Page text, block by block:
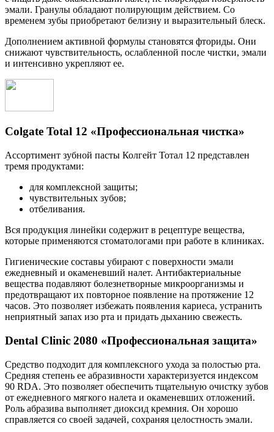
эмали. Гранулы обладают полирующим действием. Со
временем зубы приобретают белизну и выразительный блеск.
Дополнением активной формулы становятся фториды. Они
снижают чувствительность, ослабленной после чистки, эмали
и интенсивно укрепляют ее.
Colgate Total 12 «Профессиональная чистка»
Ассортимент зубной пасты Колгейт Тотал 12 представлен
тремя продуктами:
для комплексной защиты;
чувствительных зубов;
отбеливания.
Вся продукция линейки содержит в рецептуре вещества,
которые применяются стоматологами при работе в клиниках.
Гигиенические составы убирают с поверхности эмали
ежедневный и окаменевший налет. Антибактериальные
вещества подавляют болезнетворные микроорганизмы и
предотвращают их повторное появление на протяжение 12
часов. Это позволяет избежать появления кариеса, устранить
неприятный запах изо рта и придать дыханию свежесть.
Dental Clinic 2080 «Профессиональная защита»
Средство подходит для комплексного ухода за полостью рта.
Средняя степень ее абразивности характеризуется индексом
90 RDA. Это позволяет обеспечить тщательную очистку зубов
от ежедневного мягкого налета и окаменевших отложений.
Роль абразива выполняет диоксид кремния. Он хорошо
справляется со своей задачей, сохраняя целостность эмали.